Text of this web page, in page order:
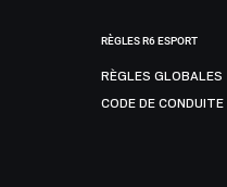
RÈGLES R6 ESPORT
RÈGLES GLOBALES
CODE DE CONDUITE